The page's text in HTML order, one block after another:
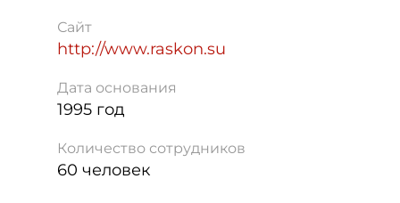
Сайт
http://www.raskon.su
Дата основания
1995 год
Количество сотрудников
60 человек